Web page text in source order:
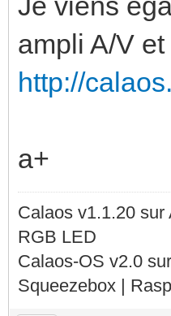
ampli A/V
http://
a+
Calaos v1.1.20
RGB LED
Calaos-OS v2.0
Squeezebox |